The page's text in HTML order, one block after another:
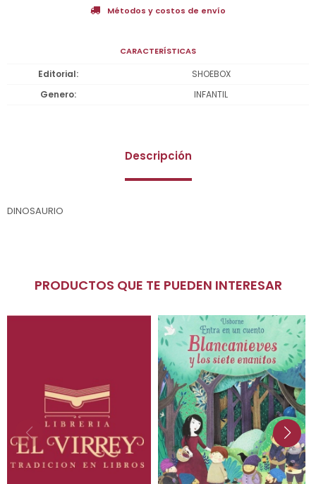
Métodos y costos de envío
CARACTERÍSTICAS
Editorial
SHOEBOX
Genero
INFANTIL
Descripción
DINOSAURIO
PRODUCTOS QUE TE PUEDEN INTERESAR